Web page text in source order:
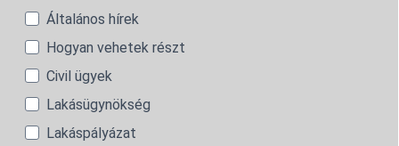
Általános hírek
Hogyan vehetek részt
Civil ügyek
Lakásügynökség
Lakáspályázat